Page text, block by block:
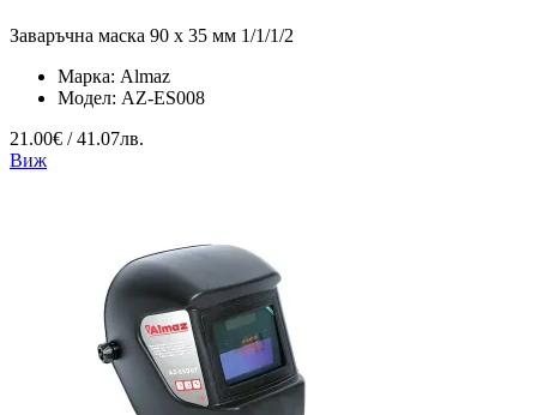
Заваръчна маска 90 x 35 мм 1/1/1/2
Марка: Almaz
Модел: AZ-ES008
21.00€ / 41.07лв.
Виж